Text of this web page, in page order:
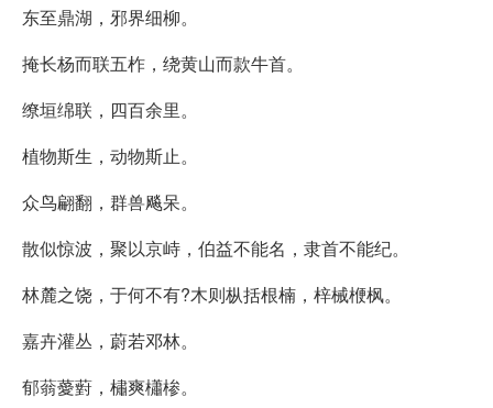
东至鼎湖，邪界细柳。
掩长杨而联五柞，绕黄山而款牛首。
缭垣绵联，四百余里。
植物斯生，动物斯止。
众鸟翩翻，群兽飚呆。
散似惊波，聚以京峙，伯益不能名，隶首不能纪。
林麓之饶，于何不有?木则枞括根楠，梓械楩枫。
嘉卉灌丛，蔚若邓林。
郁蓊薆薱，橚爽櫹椮。